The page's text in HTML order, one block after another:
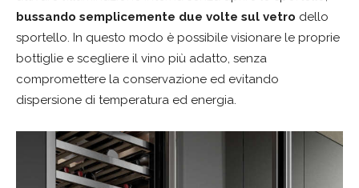
bussando semplicemente due volte sul vetro dello
sportello. In questo modo è possibile visionare le proprie
bottiglie e scegliere il vino più adatto, senza
compromettere la conservazione ed evitando
dispersione di temperatura ed energia.